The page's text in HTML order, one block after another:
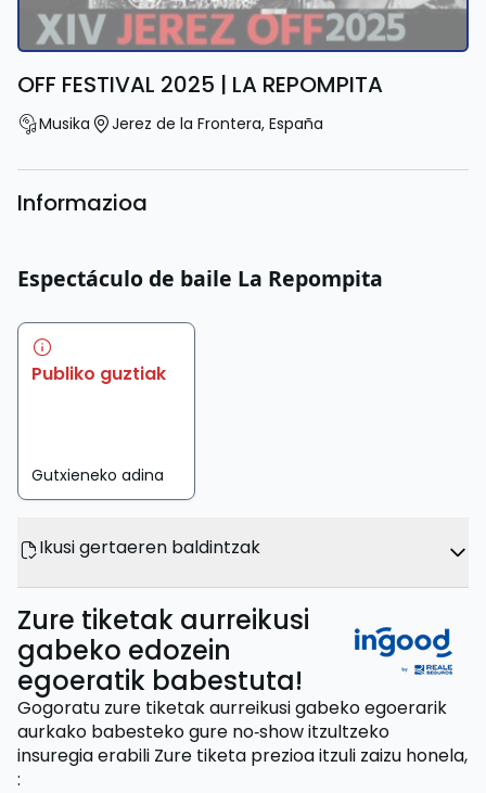
OFF FESTIVAL 2025 | LA REPOMPITA
Musika Jerez de la Frontera, España
Informazioa
Espectáculo de baile La Repompita
Publiko guztiak
Gutxieneko adina
Ikusi gertaeren baldintzak
Zure tiketak aurreikusi
gabeko edozein
egoeratik babestuta!
Gogoratu zure tiketak aurreikusi gabeko egoerarik
aurkako babesteko gure no‑show itzultzeko
insuregia erabili Zure tiketa prezioa itzuli zaizu honela,
: